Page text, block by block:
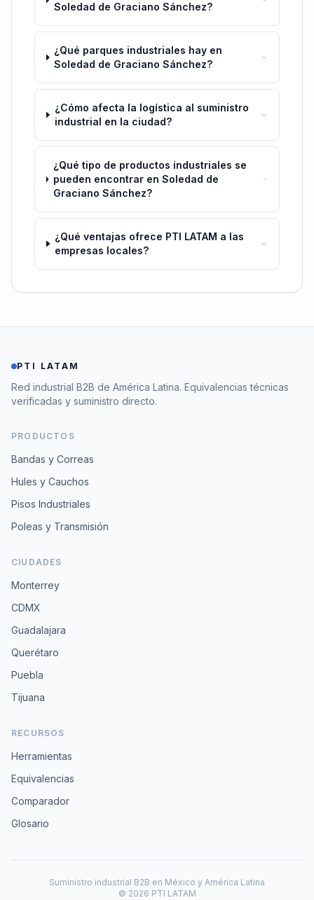
Soledad de Graciano Sánchez?
¿Qué parques industriales hay en
Soledad de Graciano Sánchez?
¿Cómo afecta la logística al suministro
industrial en la ciudad?
¿Qué tipo de productos industriales se
pueden encontrar en Soledad de
Graciano Sánchez?
¿Qué ventajas ofrece PTI LATAM a las
empresas locales?
PTI LATAM
Red industrial B2B de América Latina. Equivalencias técnicas
verificadas y suministro directo.
PRODUCTOS
Bandas y Correas
Hules y Cauchos
Pisos Industriales
Poleas y Transmisión
CIUDADES
Monterrey
CDMX
Guadalajara
Querétaro
Puebla
Tijuana
RECURSOS
Herramientas
Equivalencias
Comparador
Glosario
Suministro industrial B2B en México y América Latina
© 2026 PTI LATAM